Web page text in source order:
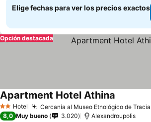
Elige fechas para ver los precios exactos
Opción destacada
2 Estrellas
Hotel Cercanía al Museo Etnológico de Tracia
Apartment Hotel Athina
8,0 Muy bueno 3.020 Alexandroupolis